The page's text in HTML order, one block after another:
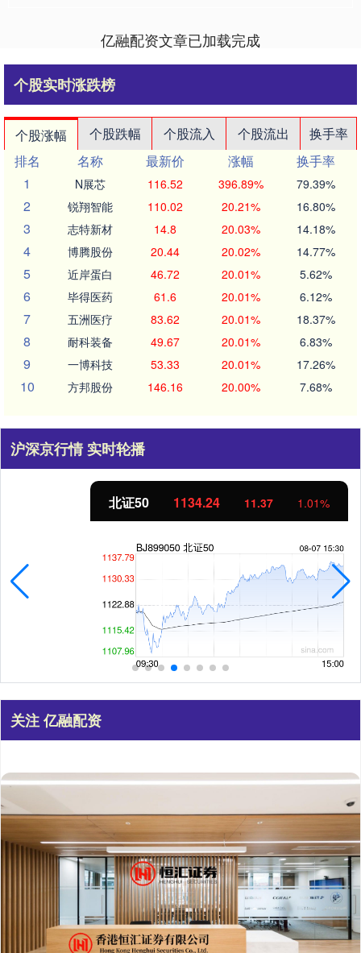
亿融配资文章已加载完成
个股实时涨跌榜
个股涨幅 个股跌幅 个股流入 个股流出
换手率
排名
名称 最新价 涨幅
换手率
1
N展芯 116.52 396.89% 79.39%
2 锐翔智能 110.02 20.21% 16.80%
3 志特新材 14.8 20.03% 14.18%
4 博腾股份 20.44 20.02% 14.77%
5 近岸蛋白 46.72 20.01% 5.62%
6 毕得医药 61.6 20.01% 6.12%
7 五洲医疗 83.62 20.01% 18.37%
8 耐科装备 49.67 20.01% 6.83%
9 一博科技 53.33 20.01% 17.26%
10 方邦股份 146.16 20.00% 7.68%
沪深京行情 实时轮播
北证50 1134.24 11.37 1.01%
关注 亿融配资